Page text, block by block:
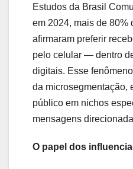
Estudos da Brasil
em 2024, mais de 80%
afirmaram preferir
pelo celular — dentro
digitais. Esse
da microsegmentação,
público em nichos
mensagens
O papel dos